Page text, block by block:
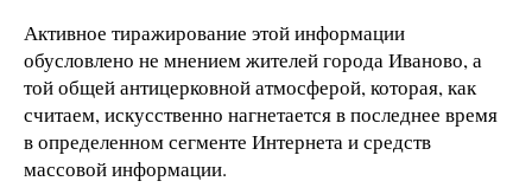
Активное тиражирование этой информации
обусловлено не мнением жителей города Иваново, а
той общей антицерковной атмосферой, которая, как
считаем, искусственно нагнетается в последнее время
в определенном сегменте Интернета и средств
массовой информации.